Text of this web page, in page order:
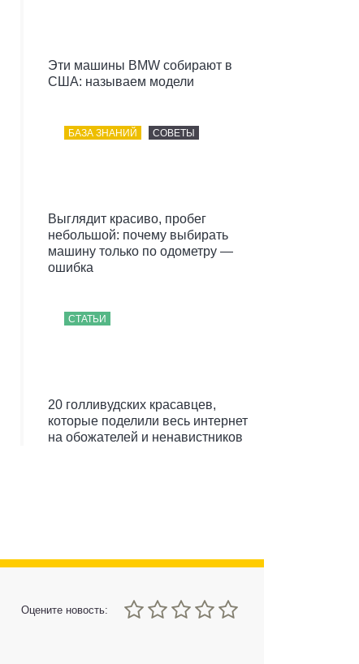
Эти машины BMW собирают в
США: называем модели
БАЗА ЗНАНИЙ СОВЕТЫ
Выглядит красиво, пробег
небольшой: почему выбирать
машину только по одометру —
ошибка
СТАТЬИ
20 голливудских красавцев,
которые поделили весь интернет
на обожателей и ненавистников
Оцените новость:
0
1 3 4 5